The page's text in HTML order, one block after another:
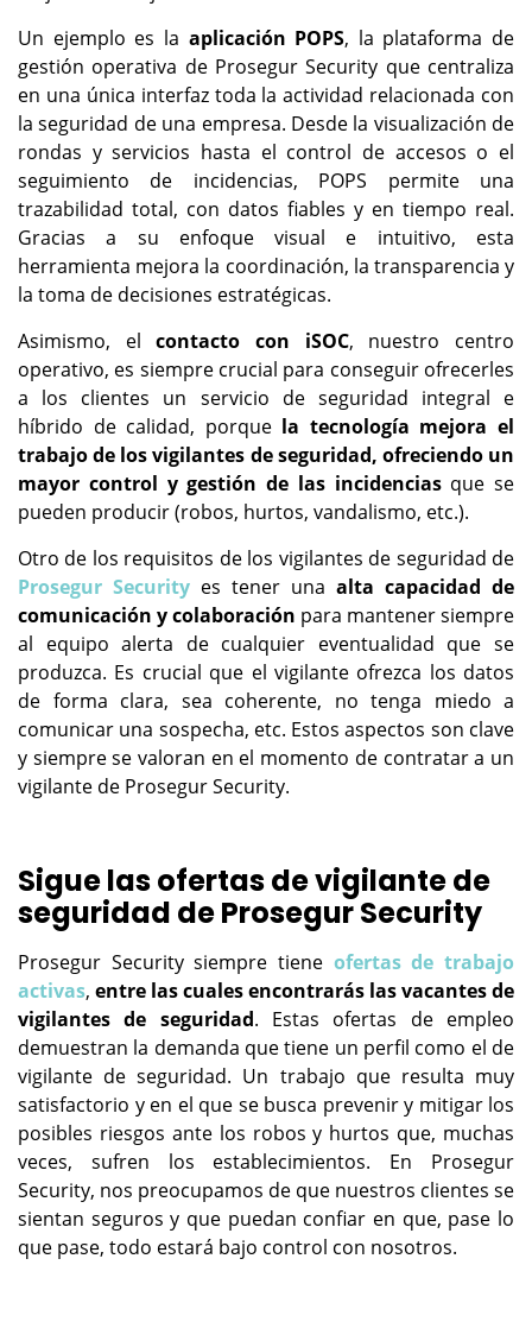
Un ejemplo es la aplicación POPS, la plataforma de
gestión operativa de Prosegur Security que centraliza
en una única interfaz toda la actividad relacionada con
la seguridad de una empresa. Desde la visualización de
rondas y servicios hasta el control de accesos o el
seguimiento de incidencias, POPS permite una
trazabilidad total, con datos fiables y en tiempo real.
Gracias a su enfoque visual e intuitivo, esta
herramienta mejora la coordinación, la transparencia y
la toma de decisiones estratégicas.
Asimismo, elcontacto con iSOC, nuestro centro
operativo, es siempre crucial para conseguir ofrecerles
a los clientes un servicio de seguridad integral e
híbrido de calidad, porquela tecnología mejora el
trabajo de los vigilantes de seguridad, ofreciendo un
mayor control y gestión de las incidenciasque se
pueden producir (robos, hurtos, vandalismo, etc.).
Otro de los requisitos de los vigilantes de seguridad de
Prosegur Security es tener una alta capacidad de
comunicación y colaboración para mantener siempre
al equipo alerta de cualquier eventualidad que se
produzca. Es crucial que el vigilante ofrezca los datos
de forma clara, sea coherente, no tenga miedo a
comunicar una sospecha, etc. Estos aspectos son clave
y siempre se valoran en el momento de contratar a un
vigilante de Prosegur Security.
Sigue las ofertas de vigilante de
seguridad de Prosegur Security
Prosegur Security siempre tiene ofertas de trabajo
activas, entre las cuales encontrarás las vacantes de
vigilantes de seguridad. Estas ofertas de empleo
demuestran la demanda que tiene un perfil como el de
vigilante de seguridad. Un trabajo que resulta muy
satisfactorio y en el que se busca prevenir y mitigar los
posibles riesgos ante los robos y hurtos que, muchas
veces, sufren los establecimientos. En Prosegur
Security, nos preocupamos de que nuestros clientes se
sientan seguros y que puedan confiar en que, pase lo
que pase, todo estará bajo control con nosotros.